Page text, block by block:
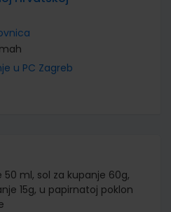
u PC Zagreb
ml, sol za kupanje 60g,
15g, u papirnatoj poklon